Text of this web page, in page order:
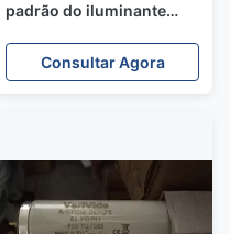
padrão do iluminante
6500K
Consultar Agora